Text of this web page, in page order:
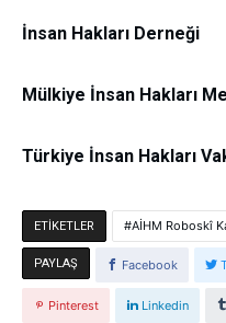
İnsan Hakları Derneği
Mülkiye İnsan Hakları
Türkiye İnsan Hakları
ETIKETLER AİHM Roboskî
PAYLAŞ Facebook
Pinterest Linkedin